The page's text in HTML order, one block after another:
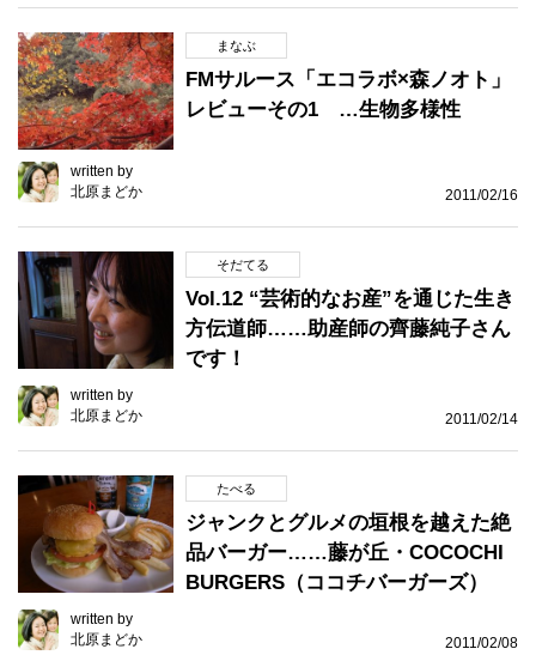
まなぶ
FMサルース「エコラボ×森ノオト」
レビューその1 …生物多様性
written by
北原まどか
2011/02/16
そだてる
Vol.12 “芸術的なお産”を通じた生き
方伝道師……助産師の齊藤純子さん
です！
written by
北原まどか
2011/02/14
たべる
ジャンクとグルメの垣根を越えた絶
品バーガー……藤が丘・COCOCHI
BURGERS（ココチバーガーズ）
written by
北原まどか
2011/02/08